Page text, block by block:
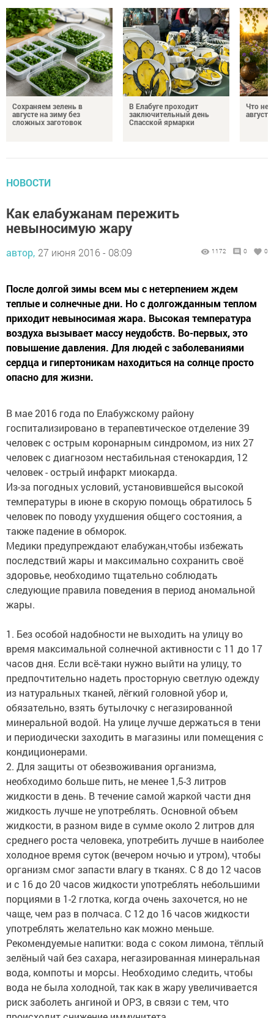
Сохраняем зелень в
августе на зиму без
сложных заготовок
В Елабуге проходит
заключительный день
Спасской ярмарки
Что
НОВОСТИ
Как елабужанам пережить
невыносимую жару
автор, 27 июня 2016 - 08:09 1172 0 0
После долгой зимы всем мы с нетерпением ждем
теплые и солнечные дни. Но с долгожданным теплом
приходит невыносимая жара. Высокая температура
воздуха вызывает массу неудобств. Во-первых, это
повышение давления. Для людей с заболеваниями
сердца и гипертоникам находиться на солнце просто
опасно для жизни.
В мае 2016 года по Елабужскому району
госпитализировано в терапевтическое отделение 39
человек с острым коронарным синдромом, из них 27
человек с диагнозом нестабильная стенокардия, 12
человек - острый инфаркт миокарда.
Из-за погодных условий, установившейся высокой
температуры в июне в скорую помощь обратилось 5
человек по поводу ухудшения общего состояния, а
также падение в обморок.
Медики предупреждают елабужан,чтобы избежать
последствий жары и максимально сохранить своё
здоровье, необходимо тщательно соблюдать
следующие правила поведения в период аномальной
жары.
1. Без особой надобности не выходить на улицу во
время максимальной солнечной активности с 11 до 17
часов дня. Если всё-таки нужно выйти на улицу, то
предпочтительно надеть просторную светлую одежду
из натуральных тканей, лёгкий головной убор и,
обязательно, взять бутылочку с негазированной
минеральной водой. На улице лучше держаться в тени
и периодически заходить в магазины или помещения с
кондиционерами.
2. Для защиты от обезвоживания организма,
необходимо больше пить, не менее 1,5-3 литров
жидкости в день. В течение самой жаркой части дня
жидкость лучше не употреблять. Основной объем
жидкости, в разном виде в сумме около 2 литров для
среднего роста человека, употребить лучше в наиболее
холодное время суток (вечером ночью и утром), чтобы
организм смог запасти влагу в тканях. С 8 до 12 часов
и с 16 до 20 часов жидкости употреблять небольшими
порциями в 1-2 глотка, когда очень захочется, но не
чаще, чем раз в полчаса. С 12 до 16 часов жидкости
употреблять желательно как можно меньше.
Рекомендуемые напитки: вода с соком лимона, тёплый
зелёный чай без сахара, негазированная минеральная
вода, компоты и морсы. Необходимо следить, чтобы
вода не была холодной, так как в жару увеличивается
риск заболеть ангиной и ОРЗ, в связи с тем, что